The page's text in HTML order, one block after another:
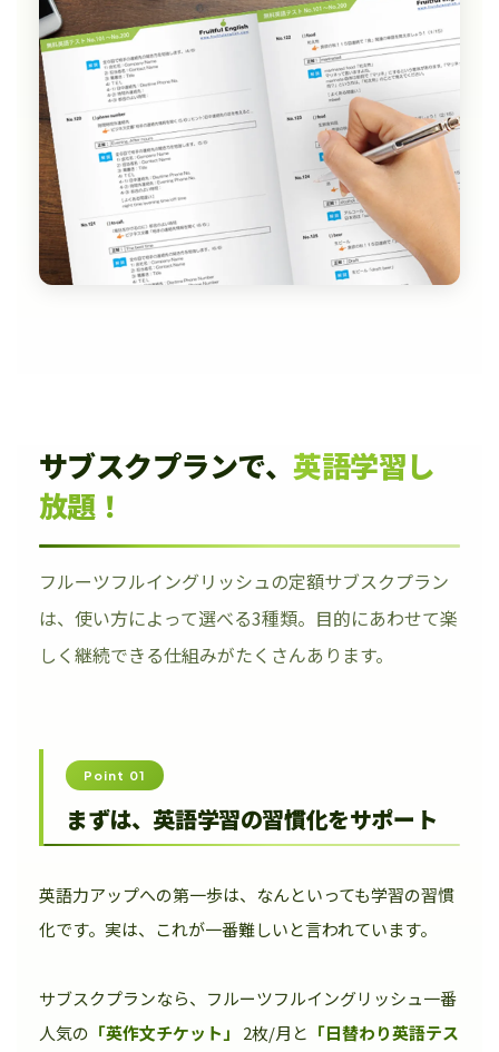
サブスクプランで、 英語学習し
放題！
フルーツフルイングリッシュの定額サブスクプラン
は、使い方によって選べる3種類。目的にあわせて楽
しく継続できる仕組みがたくさんあります。
Point 01
まずは、英語学習の習慣化をサポート
英語力アップへの第一歩は、なんといっても学習の習慣
化です。実は、これが一番難しいと言われています。
サブスクプランなら、フルーツフルイングリッシュ一番
人気の 「英作文チケット」 2枚/月と 「日替わり英語テス